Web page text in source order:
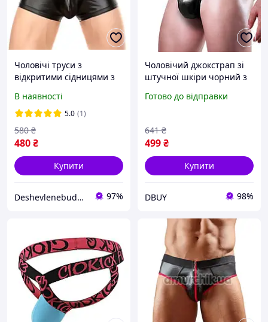
Чоловічі труси з
відкритими сідницями з
В наявності
5.0 (1)
480₴
580 ₴
Купити
Deshevlenebudet- інтернет магазин з найнижчими цінами 97%
Чоловічий джокстрап зі
штучної шкіри чорний з
Чорні чоловічі труси
шкіри
Готово до відправки
499₴
641 ₴
Купити
DBUY 98%